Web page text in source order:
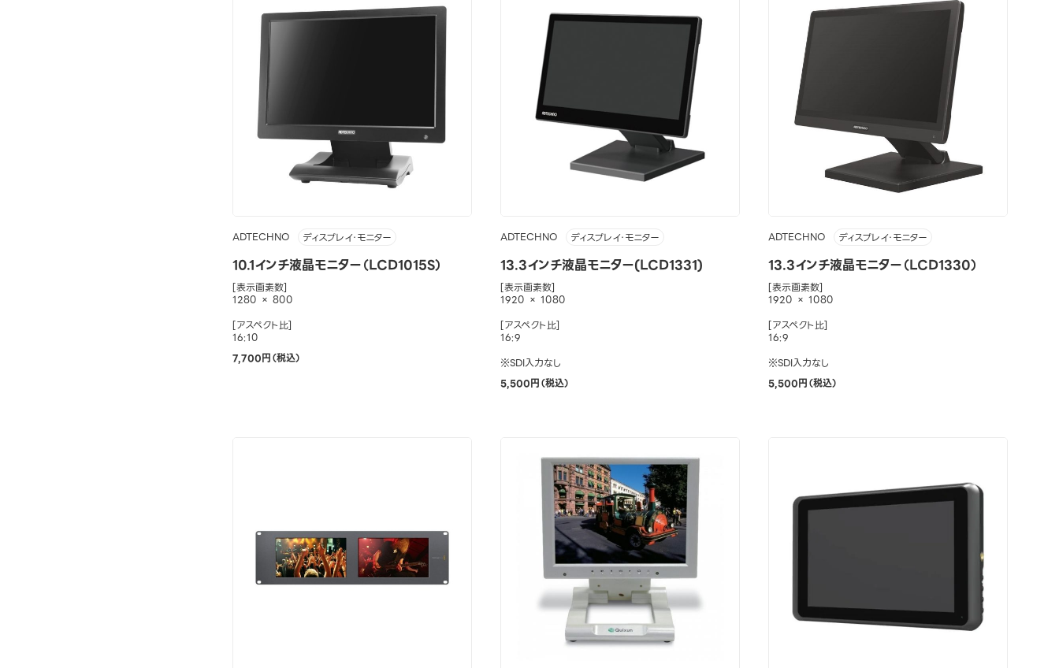
ADTECHNO ディスプレイ・モニター
10.1インチ液晶モニター（LCD1015S）
[表示画素数]
1280 × 800
[アスペクト比]
16:10
7,700円（税込）
ADTECHNO ディスプレイ・モニター
13.3インチ液晶モニター(LCD1331)
[表示画素数]
1920 × 1080
[アスペクト比]
16:9
※SDI入力なし
5,500円（税込）
ADTECHNO ディスプレイ・モニター
13.3インチ液晶モニター（LCD1330）
[表示画素数]
1920 × 1080
[アスペクト比]
16:9
※SDI入力なし
5,500円（税込）